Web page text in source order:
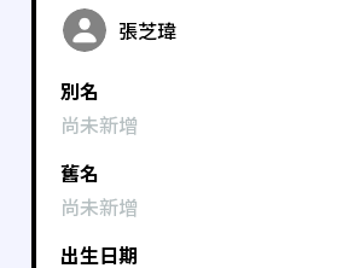
張芝瑋
別名
尚未新增
舊名
尚未新增
出生日期